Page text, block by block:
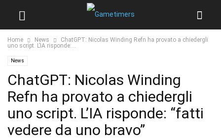
Home News
ChatGPT: Nicolas Winding Refn ha provato a chiedergli
uno script. L’IA risponde:...
News
ChatGPT: Nicolas Winding
Refn ha provato a chiedergli
uno script. L’IA risponde: “fatti
vedere da uno bravo”